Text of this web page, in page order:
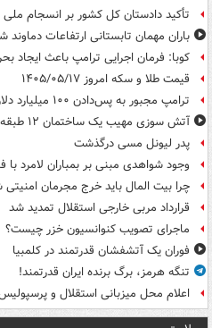
تأکید دادستان کل کشور بر انسجام
باران مهمان تابستانی ارتفاعات دماوند
کوبا: فرمان اجرایی ترامپ باعث ایجاد
قیمت طلا و سکه امروز ۱۴۰۵/۰۵/۱۷
ترامپ مجبور به پس‌دادن ۱۰۰ میلیارد دلار از پول تعرفه‌ها شد
آتش سوزی مهیب یک ساختمان ۱۲ طبقه در جاکارتا
پدر لیونل مسی درگذشت
وجود شواهدی مبنی بر بمباران لامرد با
چرا بیت المال باید خرج مجرمان امنیتی
قرارداد مربی خارجی استقلال تمدید شد
ماجرای تصویب کنوانسیون خزر چیست؟
فوران یک آتشفشان قدرتمند در کلمبیا
تنگه هرمز، برگ برنده ایران قدرتمند!
اعلام محل میزبانی استقلال و